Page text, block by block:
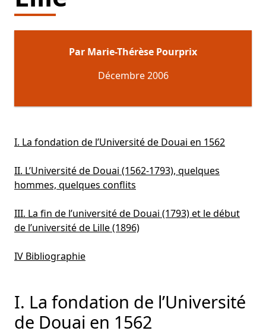
Par Marie-Thérèse Pourprix
Décembre 2006
I. La fondation de l’Université de Douai en 1562
II. L’Université de Douai (1562-1793), quelques
hommes, quelques conflits
III. La fin de l’université de Douai (1793) et le début
de l’université de Lille (1896)
IV Bibliographie
I. La fondation de l’Université
de Douai en 1562